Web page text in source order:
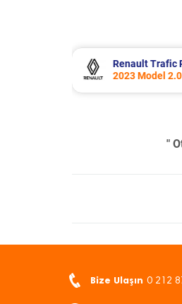
Opel
2015
"
Bize Ulaşın 0 212